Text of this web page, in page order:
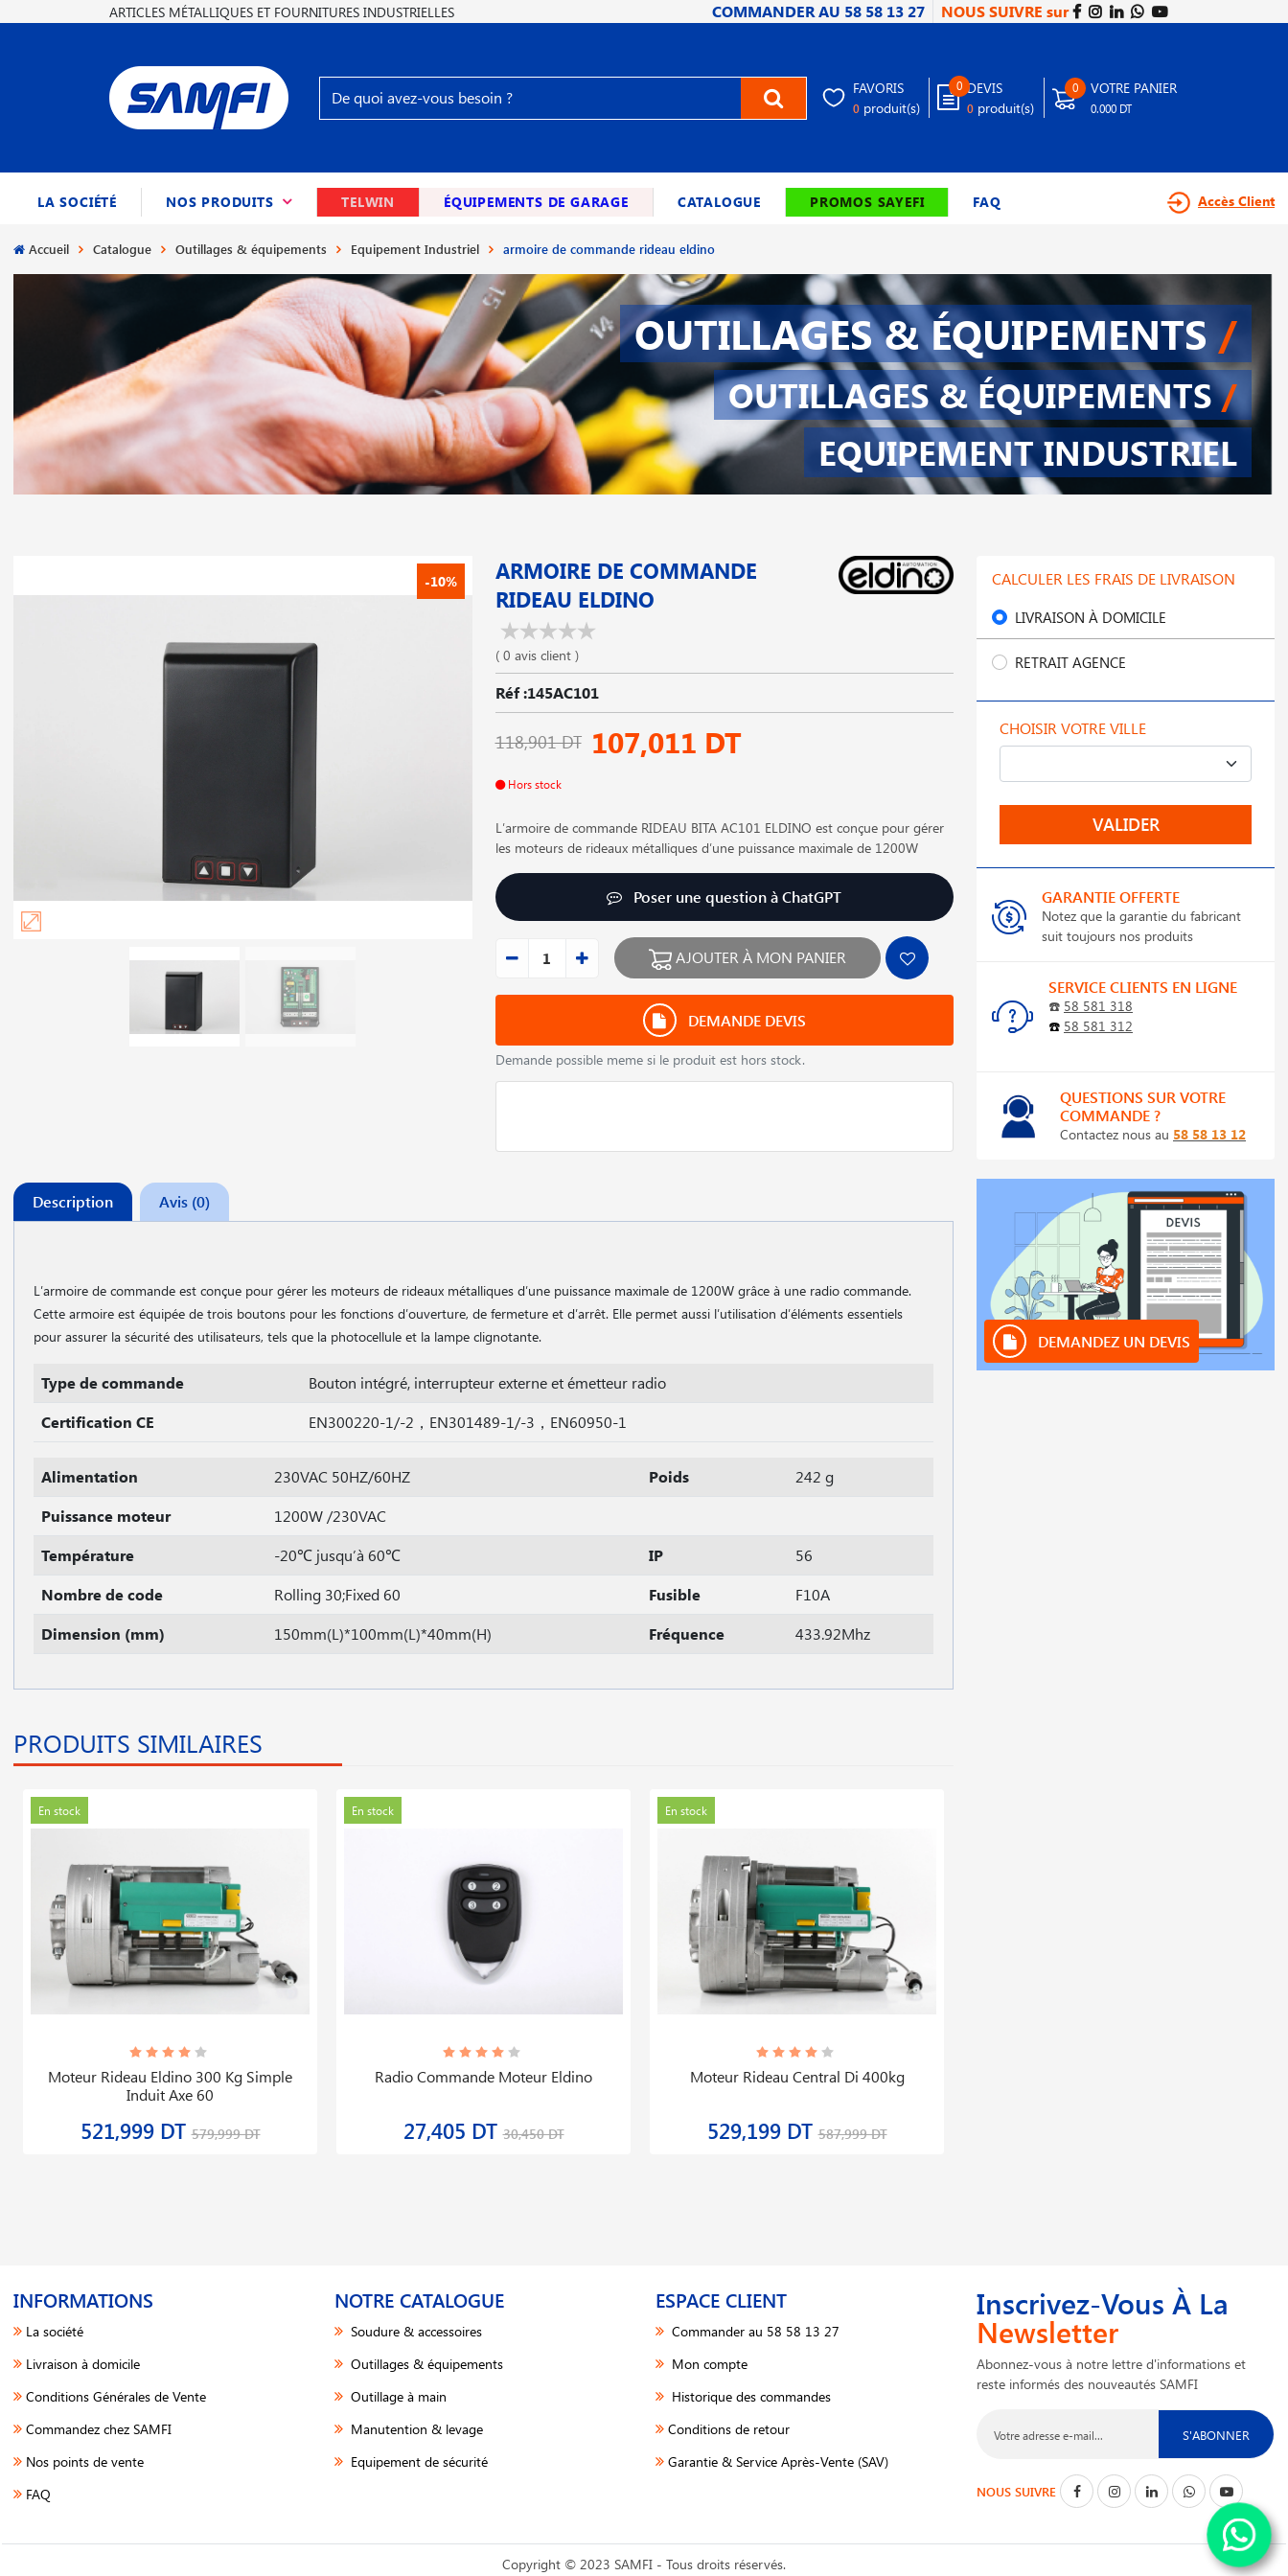
ARTICLES MÉTALLIQUES ET FOURNITURES INDUSTRIELLES COMMANDER AU 58 58 13 27 NOUS SUIVRE sur
FAVORIS
0 produit(s)
0 DEVIS
0 produit(s)
0 VOTRE PANIER
0.000 DT
LA SOCIÉTÉ NOS PRODUITS (CURRENT)TELWIN ÉQUIPEMENTS DE GARAGE CATALOGUE PROMOS SAYEFI FAQ Accès Client
Accueil Catalogue Outillages & équipements Equipement Industriel armoire de commande rideau eldino
OUTILLAGES & ÉQUIPEMENTS /
OUTILLAGES & ÉQUIPEMENTS/
EQUIPEMENT INDUSTRIEL
-10%
ARMOIRE DE COMMANDE
RIDEAU ELDINO
( 0 avis client )
Réf :145AC101
118,901 DT 107,011 DT
Hors stock
L′armoire de commande RIDEAU BITA AC101 ELDINO est conçue pour gérer
les moteurs de rideaux métalliques d′une puissance maximale de 1200W
Poser une question à ChatGPT
AJOUTER À MON PANIER
DEMANDE DEVIS
Demande possible meme si le produit est hors stock.
Description Avis (0)
L′armoire de commande est conçue pour gérer les moteurs de rideaux métalliques d′une puissance maximale de 1200W grâce à une radio commande.
Cette armoire est équipée de trois boutons pour les fonctions d′ouverture, de fermeture et d′arrêt. Elle permet aussi l′utilisation d′éléments essentiels
pour assurer la sécurité des utilisateurs, tels que la photocellule et la lampe clignotante.
Type de commande
Bouton intégré, interrupteur externe et émetteur radio
Certification CE
EN300220-1/-2，EN301489-1/-3，EN60950-1
Alimentation 230VAC 50HZ/60HZ Poids
242 g
Puissance moteur
1200W /230VAC
Température
-20℃ jusqu’à 60℃ IP
56
Nombre de code
Rolling 30;Fixed 60 Fusible
F10A
Dimension (mm)
150mm(L)*100mm(L)*40mm(H) Fréquence 433.92Mhz
PRODUITS SIMILAIRES
En stock
Moteur Rideau Eldino 300 Kg Simple
Induit Axe 60
521,999 DT579,999 DT
En stock
Radio Commande Moteur Eldino
27,405 DT30,450 DT
En stock
Moteur Rideau Central Di 400kg
529,199 DT587,999 DT
CALCULER LES FRAIS DE LIVRAISON
LIVRAISON À DOMICILE
RETRAIT AGENCE
CHOISIR VOTRE VILLE
VALIDER
GARANTIE OFFERTE
Notez que la garantie du fabricant
suit toujours nos produits
SERVICE CLIENTS EN LIGNE
☎️ 58 581 318
☎️ 58 581 312
QUESTIONS SUR VOTRE
COMMANDE ?
Contactez nous au 58 58 13 12
DEMANDEZ UN DEVIS
INFORMATIONS
La société
Livraison à domicile
Conditions Générales de Vente
Commandez chez SAMFI
Nos points de vente
FAQ
NOTRE CATALOGUE
Soudure & accessoires
Outillages & équipements
Outillage à main
Manutention & levage
Equipement de sécurité
ESPACE CLIENT
Commander au 58 58 13 27
Mon compte
Historique des commandes
Conditions de retour
Garantie & Service Après-Vente (SAV)
Inscrivez-Vous À La
Newsletter
Abonnez-vous à notre lettre d'informations et
reste informés des nouveautés SAMFI
S'ABONNER
NOUS SUIVRE
Copyright © 2023 SAMFI - Tous droits réservés.